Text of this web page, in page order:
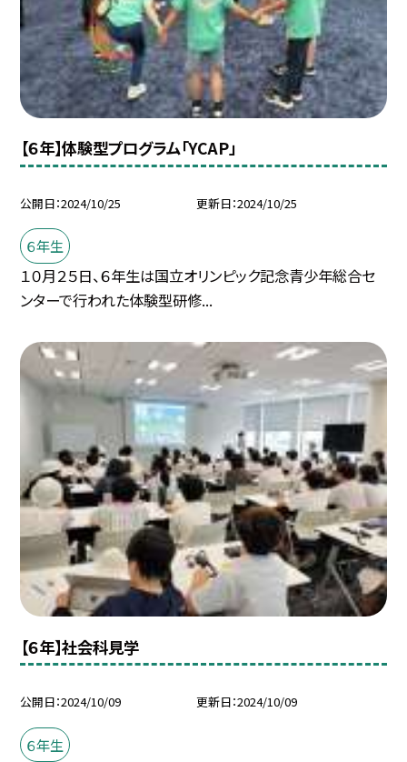
【６年】体験型プログラム「YCAP」
公開日 2024/10/25 更新日 2024/10/25
６年生
１０月２５日、６年生は国立オリンピック記念青少年総合セ
ンターで行われた体験型研修...
【６年】社会科見学
公開日 2024/10/09 更新日 2024/10/09
６年生